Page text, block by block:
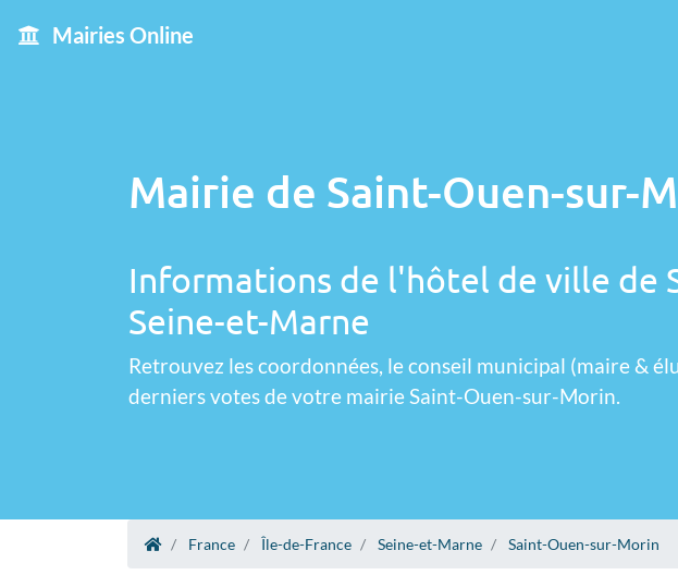
Mairies Online
Mairie de Saint-Ouen-sur-
Informations de l'hôtel de ville de
Seine-et-Marne
Retrouvez les coordonnées, le conseil municipal (maire &
derniers votes de votre mairie Saint-Ouen-sur-Morin.
France Île-de-France Seine-et-Marne Saint-Ouen-sur-Morin